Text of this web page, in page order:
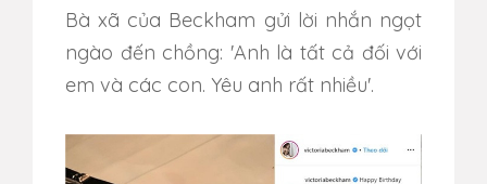
Bà xã của Beckham gửi lời nhắn ngọt
ngào đến chồng: 'Anh là tất cả đối với
em và các con. Yêu anh rất nhiều'.